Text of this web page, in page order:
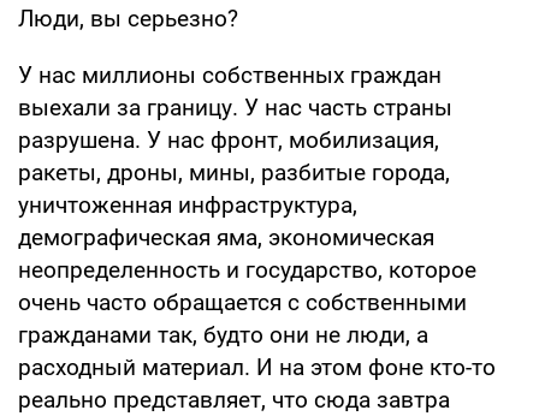
Люди, вы серьезно?
У нас миллионы собственных граждан
выехали за границу. У нас часть страны
разрушена. У нас фронт, мобилизация,
ракеты, дроны, мины, разбитые города,
уничтоженная инфраструктура,
демографическая яма, экономическая
неопределенность и государство, которое
очень часто обращается с собственными
гражданами так, будто они не люди, а
расходный материал. И на этом фоне кто-то
реально представляет, что сюда завтра